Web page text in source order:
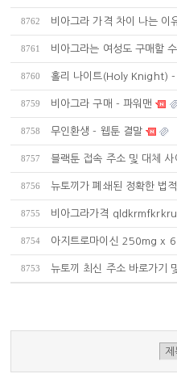
8762 비아그라 가격 차이 나는 이
8761 비아그라는 여성도 구매할
8760 홀리 나이트(Holy Knight) -
8759 비아그라 구매 - 파워맨
8758 무인환생 - 웹툰 결말
8757 블랙툰 접속 주소 및 대체
8756 뉴토끼가 폐쇄된 정확한 법
8755 비아그라가격
8754 아지트로마이신 250mg x
8753 뉴토끼 최신 주소 바로가기